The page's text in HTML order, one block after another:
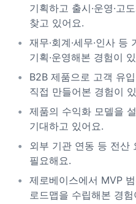
기획하고 출시·운영·고
찾고 있어요.
재무·회계·세무·인사
기획·운영해본 경험이
B2B 제품으로 고객 유
직접 만들어본 경험이
제품의 수익화 모델을
기대하고 있어요.
외부 기관 연동 등 전산
필요해요.
제로베이스에서 MVP
로드맵을 수립해본 경